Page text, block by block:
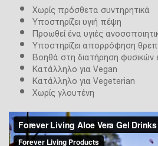
Χωρίς πρόσθετα συντηρητικά
Υποστηρίζει υγιή πέψη
Προωθεί ένα υγιές
Υποστηρίζει απορρόφηση
Βοηθά στη διατήρηση φυσικών
Κατάλληλο για Vegan
Κατάλληλο για Vegeterian
Χωρίς γλουτένη